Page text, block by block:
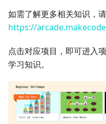
如需了解更多相关知识，请
https://
点击对应项目，即可进入
学习知识。